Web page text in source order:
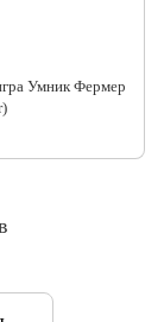
Умник Фермер